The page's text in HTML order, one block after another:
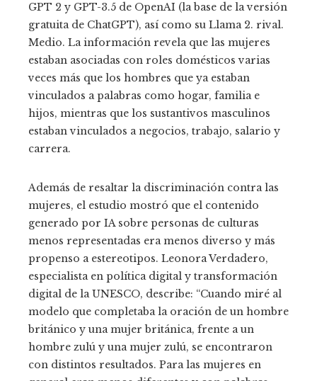
GPT 2 y GPT-3.5 de OpenAI (la base de la versión
gratuita de ChatGPT), así como su Llama 2. rival.
Medio. La información revela que las mujeres
estaban asociadas con roles domésticos varias
veces más que los hombres que ya estaban
vinculados a palabras como hogar, familia e
hijos, mientras que los sustantivos masculinos
estaban vinculados a negocios, trabajo, salario y
carrera.
Además de resaltar la discriminación contra las
mujeres, el estudio mostró que el contenido
generado por IA sobre personas de culturas
menos representadas era menos diverso y más
propenso a estereotipos. Leonora Verdadero,
especialista en política digital y transformación
digital de la UNESCO, describe: “Cuando miré al
modelo que completaba la oración de un hombre
británico y una mujer británica, frente a un
hombre zulú y una mujer zulú, se encontraron
con distintos resultados. Para las mujeres en